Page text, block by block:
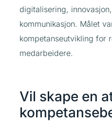
digitalisering,
kommunikasjon. Målet
kompetanseutvikling for
medarbeidere.
Vil skape en